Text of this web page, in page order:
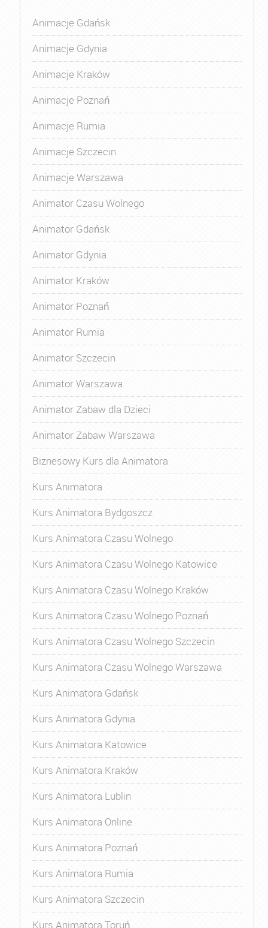
Animacje Gdańsk
Animacje Gdynia
Animacje Kraków
Animacje Poznań
Animacje Rumia
Animacje Szczecin
Animacje Warszawa
Animator Czasu Wolnego
Animator Gdańsk
Animator Gdynia
Animator Kraków
Animator Poznań
Animator Rumia
Animator Szczecin
Animator Warszawa
Animator Zabaw dla Dzieci
Animator Zabaw Warszawa
Biznesowy Kurs dla Animatora
Kurs Animatora
Kurs Animatora Bydgoszcz
Kurs Animatora Czasu Wolnego
Kurs Animatora Czasu Wolnego Katowice
Kurs Animatora Czasu Wolnego Kraków
Kurs Animatora Czasu Wolnego Poznań
Kurs Animatora Czasu Wolnego Szczecin
Kurs Animatora Czasu Wolnego Warszawa
Kurs Animatora Gdańsk
Kurs Animatora Gdynia
Kurs Animatora Katowice
Kurs Animatora Kraków
Kurs Animatora Lublin
Kurs Animatora Online
Kurs Animatora Poznań
Kurs Animatora Rumia
Kurs Animatora Szczecin
Kurs Animatora Toruń